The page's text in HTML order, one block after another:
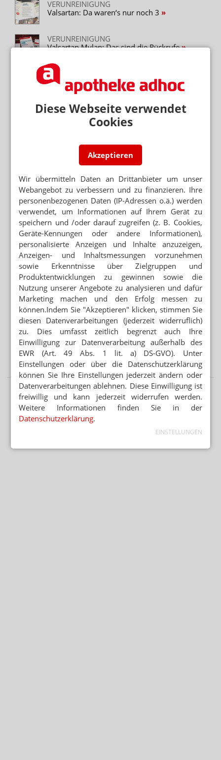
Diese Webseite verwendet
Cookies
Akzeptieren
Wir übermitteln Daten an Drittanbieter um unser
Webangebot zu verbessern und zu finanzieren. Ihre
personenbezogenen Daten (IP-Adressen o.ä.) werden
verwendet, um Informationen auf Ihrem Gerät zu
speichern und /oder darauf zugreifen (z. B. Cookies,
Geräte-Kennungen oder andere Informationen),
personalisierte Anzeigen und Inhalte anzuzeigen,
Anzeigen- und Inhaltsmessungen vorzunehmen
sowie Erkenntnisse über Zielgruppen und
Produktentwicklungen zu gewinnen sowie die
Nutzung unserer Angebote zu analysieren und dafür
Marketing machen und den Erfolg messen zu
können.Indem Sie "Akzeptieren" klicken, stimmen Sie
diesen Datenverarbeitungen (jederzeit widerruflich)
zu. Dies umfasst zeitlich begrenzt auch Ihre
Einwilligung zur Datenverarbeitung außerhalb des
EWR (Art. 49 Abs. 1 lit. a) DS-GVO). Unter
Einstellungen oder über die Datenschutzerklärung
können Sie Ihre Einstellungen jederzeit ändern oder
Datenverarbeitungen ablehnen. Diese Einwilligung ist
freiwillig und kann jederzeit widerrufen werden.
Weitere Informationen finden Sie in der
Datenschutzerklärung.
EINSTELLUNGEN
VERUNREINIGUNG
Valsartan: Da waren‘s nur noch 3
VERUNREINIGUNG
Valsartan Mylan: Das sind die Rückrufe
NDEA-VERUNREINIGUNG
Schon zweimal umgestellt: Rentnerin
verzweifelt wegen Valsartan
„ZUNEHMENDE BEREITSCHAFT, SELBST ZU ZAHLEN“
Ab BMI von 35: Lilly-Chef fordert Erstattung von
BMG VERTEIDIGT PREISBINDUNG
Piechotta: Rx-Boni auch für Vor-Ort-Apotheken
GKV-SPARPAKET
Beitragserhöhung im Stillen?
Mehr aus Ressort
TEAM KÄMPFT UM KOLLEGEN
Apotheker muss als PKA arbeiten
„GERECHT! GESUND! GENIESSEN!“
Hanfparade: Demonstranten fordern umfassende
Legalisierung
„ES GEHT UM DIE ZUKUNFT UNSERER KINDER“
Kinder und soziale Medien: Ärzte kritisieren
Elternversagen